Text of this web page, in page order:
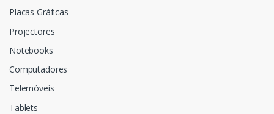
Placas Gráficas
Projectores
Notebooks
Computadores
Telemóveis
Tablets